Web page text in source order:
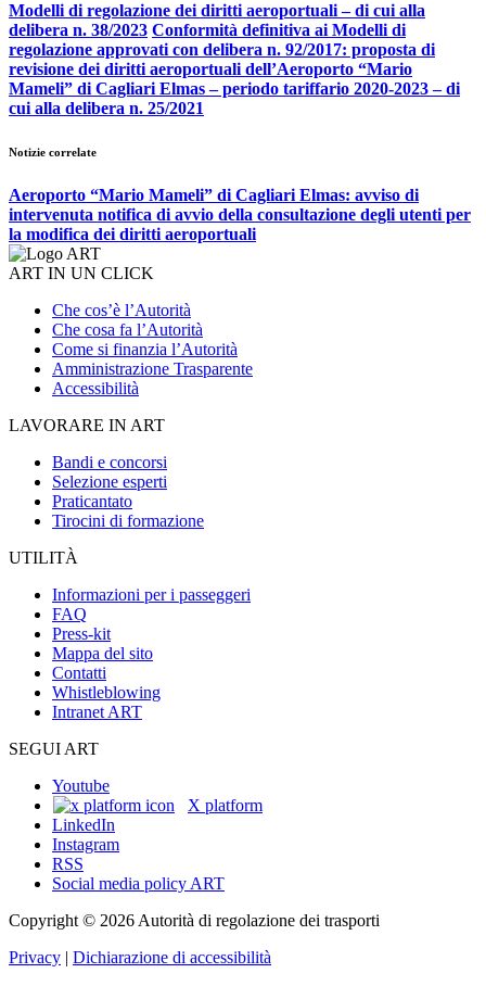
Modelli di regolazione dei diritti aeroportuali – di cui alla
delibera n. 38/2023 Conformità definitiva ai Modelli di
regolazione approvati con delibera n. 92/2017: proposta di
revisione dei diritti aeroportuali dell’Aeroporto “Mario
Mameli” di Cagliari Elmas – periodo tariffario 2020-2023 – di
cui alla delibera n. 25/2021
Notizie correlate
Aeroporto “Mario Mameli” di Cagliari Elmas: avviso di
intervenuta notifica di avvio della consultazione degli utenti per
la modifica dei diritti aeroportuali
ART IN UN CLICK
Che cos’è l’Autorità
Che cosa fa l’Autorità
Come si finanzia l’Autorità
Amministrazione Trasparente
Accessibilità
LAVORARE IN ART
Bandi e concorsi
Selezione esperti
Praticantato
Tirocini di formazione
UTILITÀ
Informazioni per i passeggeri
FAQ
Press-kit
Mappa del sito
Contatti
Whistleblowing
Intranet ART
SEGUI ART
Youtube
X platform
LinkedIn
Instagram
RSS
Social media policy ART
Copyright © 2026 Autorità di regolazione dei trasporti
Privacy | Dichiarazione di accessibilità